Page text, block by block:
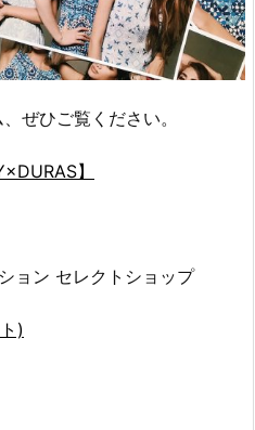
ぜひご覧ください。
】
ョン セレクトショップ
)